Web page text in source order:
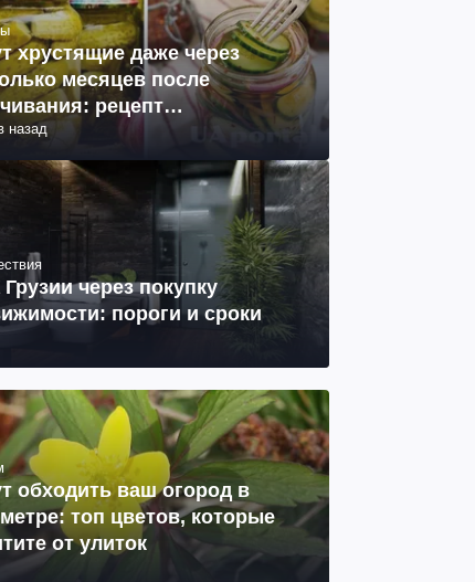
хрустящие даже через
месяцев после
рецепт
огурцов на зиму
назад
через покупку
пороги и сроки
обходить ваш огород в
топ цветов, которые
от улиток